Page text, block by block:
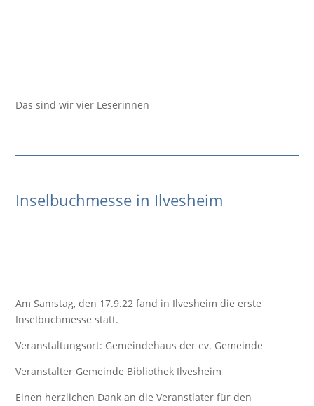
Das sind wir vier Leserinnen
Inselbuchmesse in Ilvesheim
Am Samstag, den 17.9.22 fand in Ilvesheim die erste
Inselbuchmesse statt.
Veranstaltungsort: Gemeindehaus der ev. Gemeinde
Veranstalter Gemeinde Bibliothek Ilvesheim
Einen herzlichen Dank an die Veranstlater für den